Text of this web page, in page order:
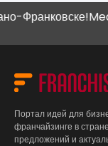
Meat
Портал идей для
франчайзинге в
предложений и